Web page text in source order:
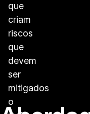
que
criam
riscos
que
devem
ser
mitigados
o